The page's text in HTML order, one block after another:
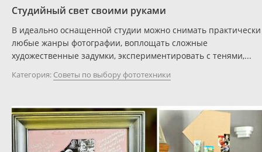
Студийный свет своими руками
В идеально оснащенной студии можно снимать практически
любые жанры фотографии, воплощать сложные
художественные задумки, экспериментировать с тенями,...
Категория: Советы по выбору фототехники